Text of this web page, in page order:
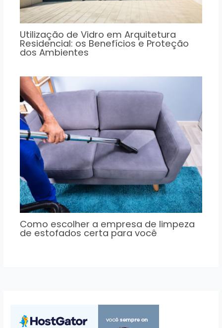
Utilização de Vidro em Arquitetura
Residencial: os Benefícios e Proteção
dos Ambientes
Como escolher a empresa de limpeza
de estofados certa para você